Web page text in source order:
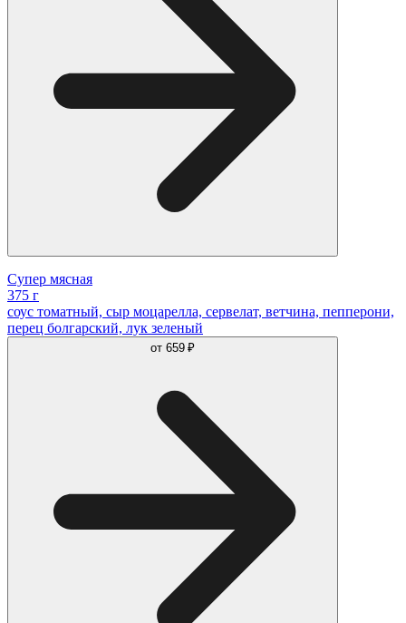
Супер мясная
375 г
соус томатный, сыр моцарелла, сервелат, ветчина, пепперони,
перец болгарский, лук зеленый
от 659 ₽